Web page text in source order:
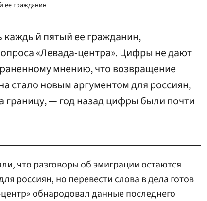
ее гражданин
каждый пятый ее гражданин,
«Левада-центра». Цифры не дают
мнению, что возвращение
стало новым аргументом для россиян,
границу, — год назад цифры были почти
что разговоры об эмиграции остаются
россиян, но перевести слова в дела готов
обнародовал данные последнего